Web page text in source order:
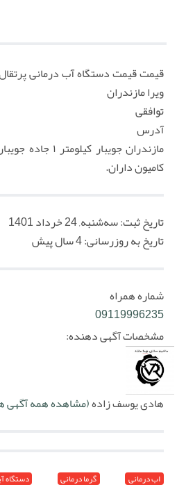
قیمت قیمت دستگاه آب درمانی
ویرا مازندران
توافقی
آدرس
مازندران
کامیون داران.
تاریخ ثبت:سه‌شنبه, 24 خرداد 1401
تاریخ به روزرسانی:4 سال پیش
شماره همراه
09119996235
مشخصات آگهی دهنده:
هادی یوسف زاده(مشاهده همه آگهی
اب درمانی گرما درمانی دستگاه